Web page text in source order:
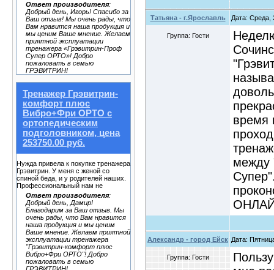
Ответ производителя:
Добрый день, Игорь! Спасибо за
Ваш отзыв! Мы очень рады, что
Вам нравится наша продукция и
мы ценим Ваше мнение. Желаем
приятной эксплуатации
тренажера «Грэвитрин-Проф
Супер ОРТО»! Добро
пожаловать в семью
ГРЭВИТРИН!
Тренажер Грэвитрин-
комфорт плюс
Вибро+Фри ОРТО с
ортопедическим
подголовником, цена
253750.00 руб.
Нужда привела к покупке тренажера
Грэвитрин. У меня с женой со
спиной беда, и у родителей наших.
Профессиональный нам не
Ответ производителя:
Добрый день, Дамир!
Благодарим за Ваш отзыв. Мы
очень рады, что Вам нравится
наша продукция и мы ценим
Ваше мнение. Желаем приятной
эксплуатации тренажера
"Грэвитрин-комфорт плюс
Вибро+Фри ОРТО"! Добро
пожаловать в семью
Татьяна - г.Ярославль Дата: Среда,
Группа: Гости
время
между
Александр - город Ейск Дата:
Группа: Гости